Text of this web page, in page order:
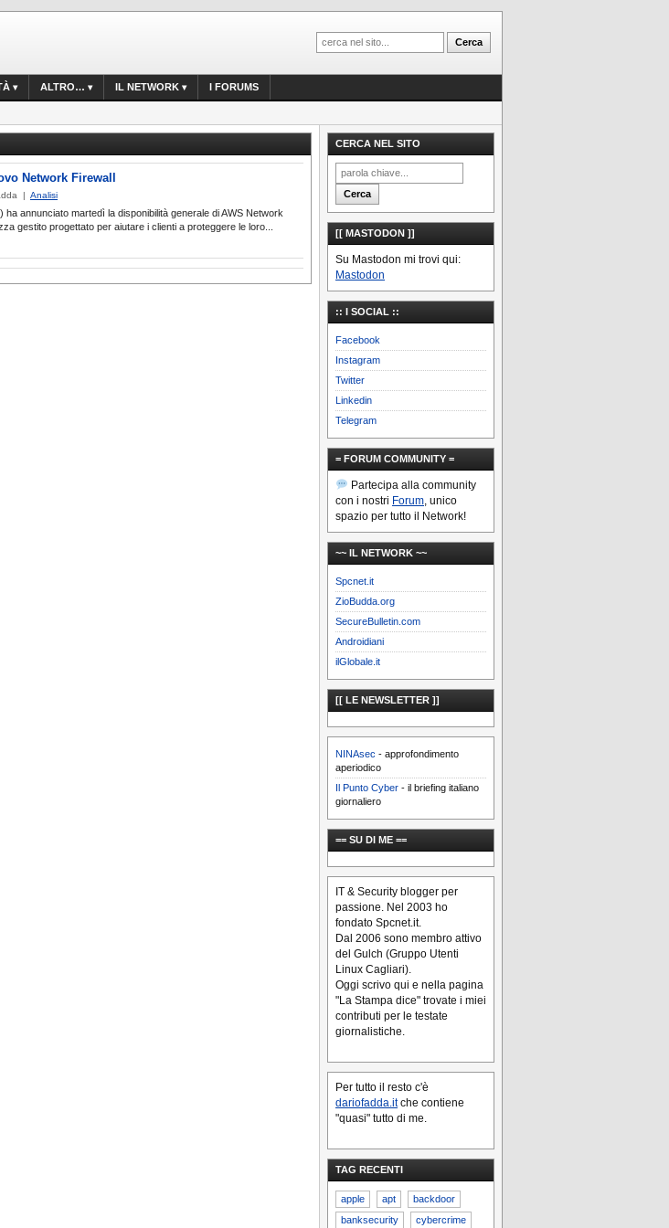
ALTRO… IL NETWORK I FORUMS
Network Firewall
| Analisi
annunciato martedì la disponibilità generale di AWS Network
gestito progettato per aiutare i clienti a proteggere le loro...
CERCA NEL SITO
[[ MASTODON ]]
Su Mastodon mi trovi qui:
Mastodon
:: I SOCIAL ::
Facebook
Instagram
Twitter
Linkedin
Telegram
= FORUM COMMUNITY =
Partecipa alla community
con i nostri Forum, unico
spazio per tutto il Network!
~~ IL NETWORK ~~
Spcnet.it
ZioBudda.org
SecureBulletin.com
Androidiani
ilGlobale.it
[[ LE NEWSLETTER ]]
NINAsec - approfondimento
aperiodico
Il Punto Cyber - il briefing italiano
giornaliero
== SU DI ME ==
IT & Security blogger per
passione. Nel 2003 ho
fondato Spcnet.it.
Dal 2006 sono membro attivo
del Gulch (Gruppo Utenti
Linux Cagliari).
Oggi scrivo qui e nella pagina
"La Stampa dice" trovate i miei
contributi per le testate
giornalistiche.
Per tutto il resto c'è
dariofadda.itche contiene
"quasi" tutto di me.
TAG RECENTI
apple apt
backdoor
banksecurity
cybercrime